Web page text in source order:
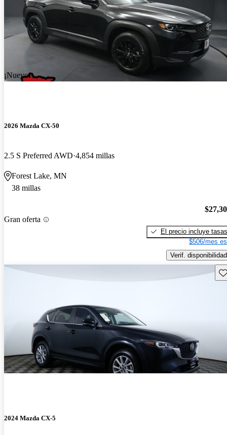
¡Nuevo!
2026 Mazda CX-50
2.5 S Preferred AWD 4,854 millas
Forest Lake, MN
38 millas
Gran oferta
El precio incluye tasas
$506/mes
Verif. disponibilidad
2024 Mazda CX-5